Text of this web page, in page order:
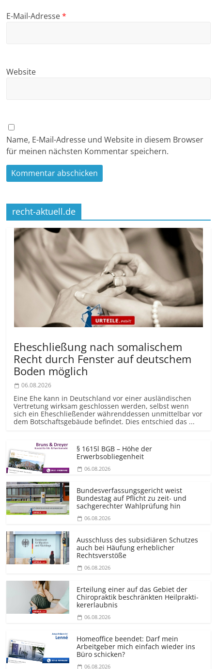
E-Mail-Adresse*
Website
Name, E-Mail-Adresse und Website in diesem Browser
für meinen nächsten Kommentar speichern.
recht-aktuell.de
Eheschließung nach somalischem
Recht durch Fenster auf deutschem
Boden möglich
06.08.2026
Eine Ehe kann in Deutschland vor einer ausländischen
Vertretung wirksam geschlossen werden, selbst wenn
sich ein Eheschließender währenddessen unmittelbar vor
dem Botschaftsgebäude befindet. Dies entschied das ...
§ 1615l BGB – Höhe der
Erwerbsobliegenheit
06.08.2026
Bundesver­fassungsgericht weist
Bundestag auf Pflicht zu zeit- und
sachgerechter Wahlprüfung hin
06.08.2026
Ausschluss des subsidiären Schutzes
auch bei Häufung erheblicher
Rechtsverstöße
06.08.2026
Erteilung einer auf das Gebiet der
Chiropraktik beschränkten Heilprakti­
kererlaubnis
06.08.2026
Homeoffice beendet: Darf mein
Arbeitgeber mich einfach wieder ins
Büro schicken?
06.08.2026